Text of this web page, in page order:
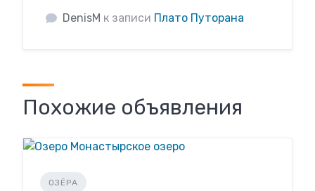
DenisM к записи Плато Путорана
Похожие объявления
ОЗЁРА